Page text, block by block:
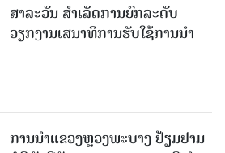
ສາລະວັນ ສໍາເລັດການຍົກລະດັບ
ວຽກງານເສນາທິການຮັບໃຊ້ການນໍາ
ການນຳແຂວງຫຼວງພະບາງ ຢ້ຽມ​ຢາມ